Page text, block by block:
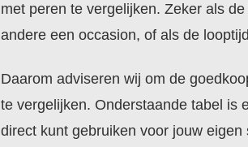
met peren te vergelijken. Zeker als
andere een occasion, of als de
Daarom adviseren wij om de
te vergelijken. Onderstaande tabel is
direct kunt gebruiken voor jouw eigen